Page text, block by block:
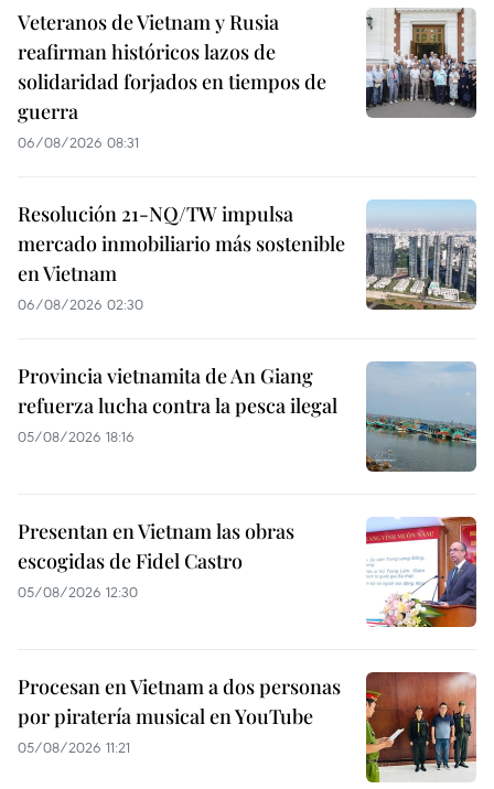
Veteranos de Vietnam y Rusia
reafirman históricos lazos de
solidaridad forjados en tiempos de
guerra
06/08/2026 08:31
Resolución 21-NQ/TW impulsa
mercado inmobiliario más sostenible
en Vietnam
06/08/2026 02:30
Provincia vietnamita de An Giang
refuerza lucha contra la pesca ilegal
05/08/2026 18:16
Presentan en Vietnam las obras
escogidas de Fidel Castro
05/08/2026 12:30
Procesan en Vietnam a dos personas
por piratería musical en YouTube
05/08/2026 11:21